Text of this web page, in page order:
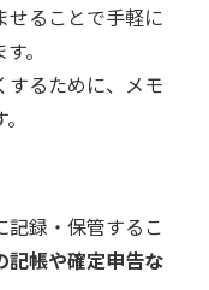
せることで手軽に
。
するために、メモ
記録・保管するこ
記帳や確定申告な